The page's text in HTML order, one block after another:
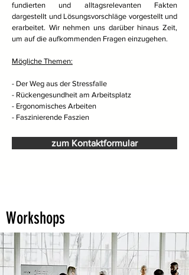
fundierten und alltagsrelevanten Fakten
dargestellt und Lösungsvorschläge vorgestellt und
erarbeitet. Wir nehmen uns darüber hinaus Zeit,
um auf die aufkommenden Fragen einzugehen.
Mögliche Themen:
- Der Weg aus der Stressfalle
- Rückengesundheit am Arbeitsplatz
- Ergonomisches Arbeiten
- Faszinierende Faszien
zum Kontaktformular
Workshops